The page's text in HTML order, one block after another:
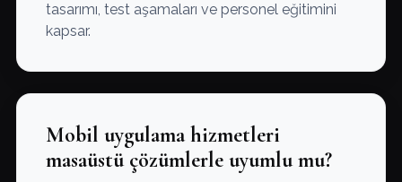
tasarımı, test aşamaları ve personel eğitimini
kapsar.
Mobil uygulama hizmetleri
masaüstü çözümlerle uyumlu mu?